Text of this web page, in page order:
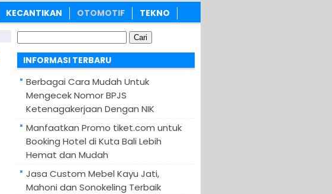
KECANTIKAN OTOMOTIF TEKNO
untuk:
INFORMASI TERBARU
Berbagai Cara Mudah Untuk
Mengecek Nomor BPJS
Ketenagakerjaan Dengan NIK
Manfaatkan Promo tiket.com untuk
Booking Hotel di Kuta Bali Lebih
Hemat dan Mudah
Jasa Custom Mebel Kayu Jati,
Mahoni dan Sonokeling Terbaik